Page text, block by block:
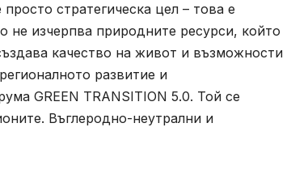
стратегическа цел – това е
не изчерпва природните ресурси, който
качество на живот и възможности
развитие и
GREEN TRANSITION 5.0. Той се
Въглеродно-неутрални и